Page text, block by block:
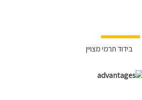
בידוד תרמי מצויין